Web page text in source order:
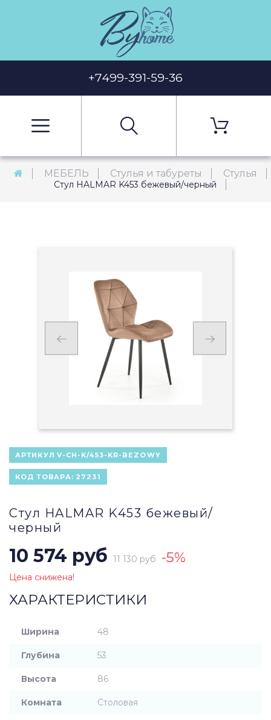
+7499-391-59-36
МЕБЕЛЬ Стулья и табуреты Стулья
Стул HALMAR K453 бежевый/черный
АРТИКУЛ V-CH-K/453-KR-BEZOWY
КОД ТОВАРА: 27231
Стул HALMAR K453 бежевый/
черный
10 574 руб 11 130 руб -5%
Цена снижена!
ХАРАКТЕРИСТИКИ
Ширина 48
Глубина 53
Высота 86
Комната Столовая